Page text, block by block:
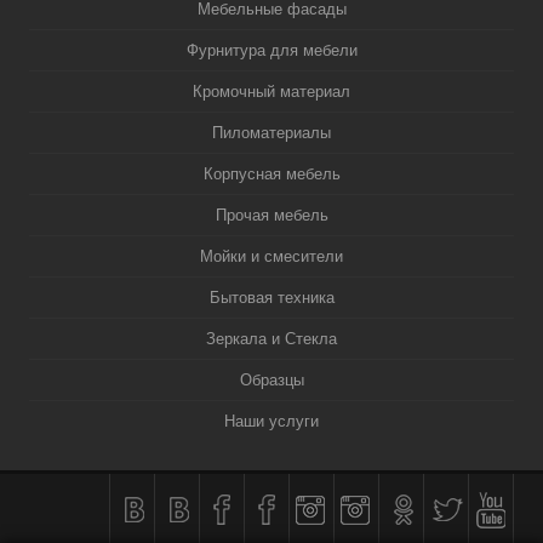
Мебельные фасады
Фурнитура для мебели
Кромочный материал
Пиломатериалы
Корпусная мебель
Прочая мебель
Мойки и смесители
Бытовая техника
Зеркала и Стекла
Образцы
Наши услуги